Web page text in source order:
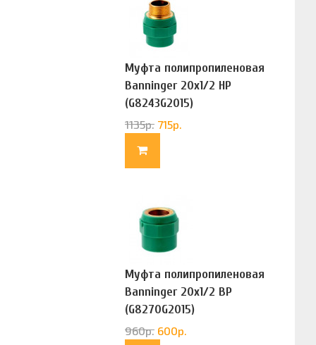
Муфта полипропиленовая
Banninger 20х1/2 НР
(G8243G2015)
1135р. 715р.
Муфта полипропиленовая
Banninger 20х1/2 ВР
(G8270G2015)
960р. 600р.